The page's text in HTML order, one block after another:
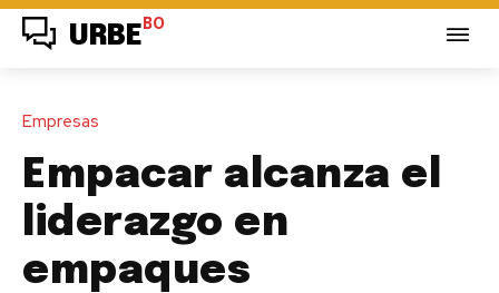
URBE BO
Empresas
Empacar alcanza el
liderazgo en
empaques